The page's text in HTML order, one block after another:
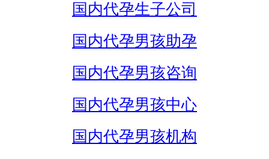
国内代孕生子公司
国内代孕男孩助孕
国内代孕男孩咨询
国内代孕男孩中心
国内代孕男孩机构